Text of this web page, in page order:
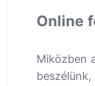
Online
Miközben